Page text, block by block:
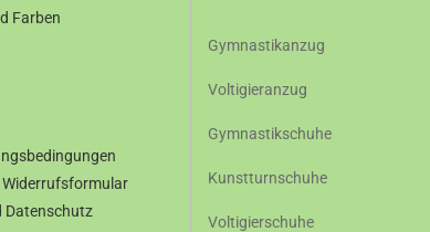
Farben
Datenschutz
Gymnastikanzug
Voltigieranzug
Gymnastikschuhe
Kunstturnschuhe
Voltigierschuhe